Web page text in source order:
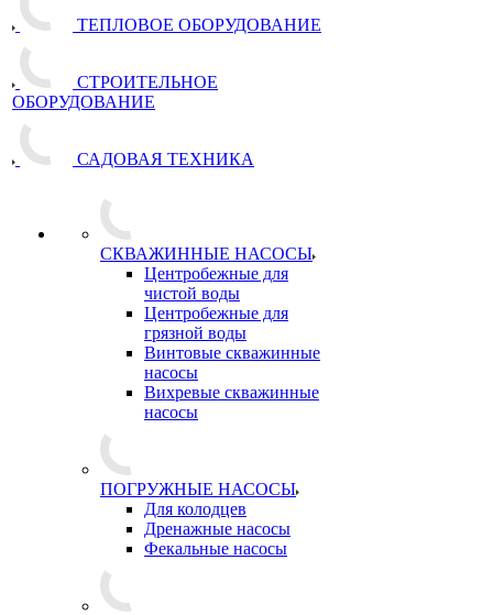
ТЕПЛОВОЕ ОБОРУДОВАНИЕ
СТРОИТЕЛЬНОЕ
ОБОРУДОВАНИЕ
САДОВАЯ ТЕХНИКА
СКВАЖИННЫЕ НАСОСЫ
Центробежные для
чистой воды
Центробежные для
грязной воды
Винтовые скважинные
насосы
Вихревые скважинные
насосы
ПОГРУЖНЫЕ НАСОСЫ
Для колодцев
Дренажные насосы
Фекальные насосы